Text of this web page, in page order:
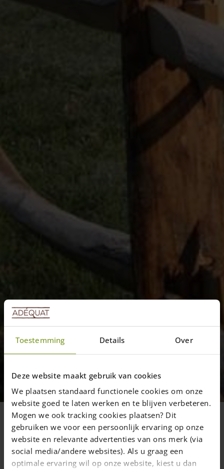
Toestemming Details Over
Deze website maakt gebruik van cookies
We plaatsen standaard functionele cookies om onze
website goed te laten werken en te blijven verbeteren.
Mogen we ook tracking cookies plaatsen? Dit
gebruiken we voor een persoonlijk ervaring op onze
website en relevante advertenties van ons merk (via
social media/andere websites). Als u graag een
optimale ervaring wil op onze website, kiest u dan
Projekter
Projekt Post & Rail 1/4 savede
rustikke tværbjælker af
kastanjetræ
Her finder du en oversigt over projekter
hvor vi har brugt 1/4 savede kastanje-
bjælker til vores Post & Rail hegn i 2- eller
3-niveau.